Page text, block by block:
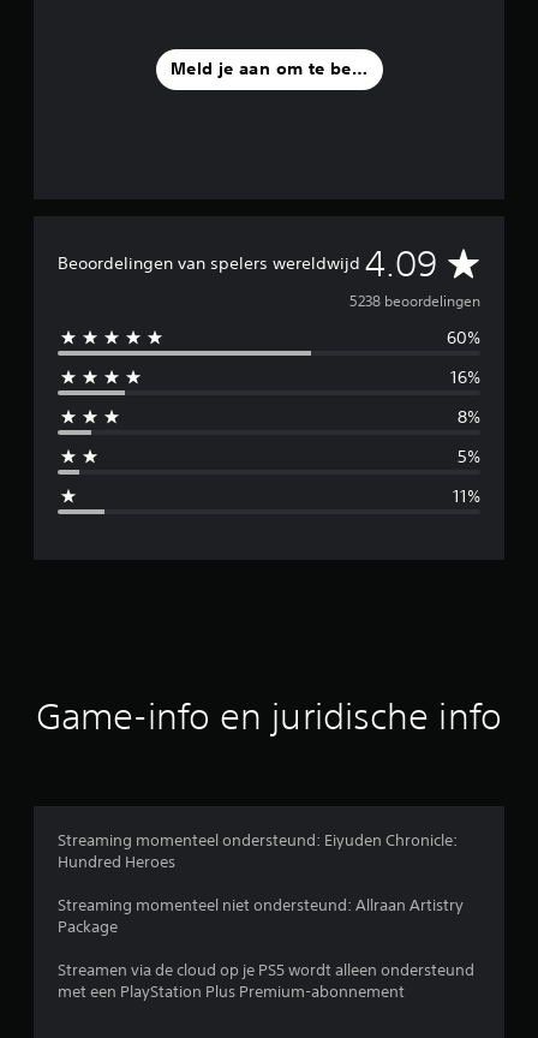
Meld je aan om te beoordelen
Beoordelingen van spelers wereldwijd 4.09 G
e
m
d
l
b
o
d
e
5238 beoordelingen
60%
16%
8%
5%
11%
Game-info en juridische info
Streaming momenteel ondersteund: Eiyuden Chronicle:
Hundred Heroes
Streaming momenteel niet ondersteund: Allraan Artistry
Package
Streamen via de cloud op je PS5 wordt alleen ondersteund
met een PlayStation Plus Premium-abonnement